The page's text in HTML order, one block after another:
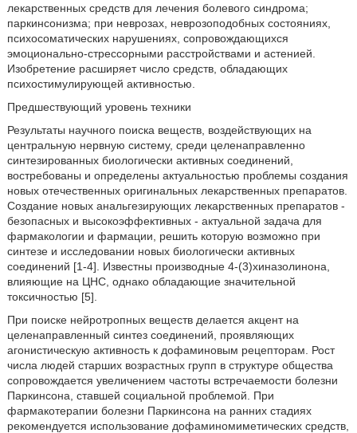
лекарственных средств для лечения болевого синдрома;
паркинсонизма; при неврозах, неврозоподобных состояниях,
психосоматических нарушениях, сопровождающихся
эмоционально-стрессорными расстройствами и астенией.
Изобретение расширяет число средств, обладающих
психостимулирующей активностью.
Предшествующий уровень техники
Результаты научного поиска веществ, воздействующих на
центральную нервную систему, среди целенаправленно
синтезированных биологически активных соединений,
востребованы и определены актуальностью проблемы создания
новых отечественных оригинальных лекарственных препаратов.
Создание новых анальгезирующих лекарственных препаратов -
безопасных и высокоэффективных - актуальной задача для
фармакологии и фармации, решить которую возможно при
синтезе и исследовании новых биологически активных
соединений [1-4]. Известны производные 4-(3)хиназолинона,
влияющие на ЦНС, однако обладающие значительной
токсичностью [5].
При поиске нейротропных веществ делается акцент на
целенаправленный синтез соединений, проявляющих
агонистическую активность к дофаминовым рецепторам. Рост
числа людей старших возрастных групп в структуре общества
сопровождается увеличением частоты встречаемости болезни
Паркинсона, ставшей социальной проблемой. При
фармакотерапии болезни Паркинсона на ранних стадиях
рекомендуется использование дофаминомиметических средств,